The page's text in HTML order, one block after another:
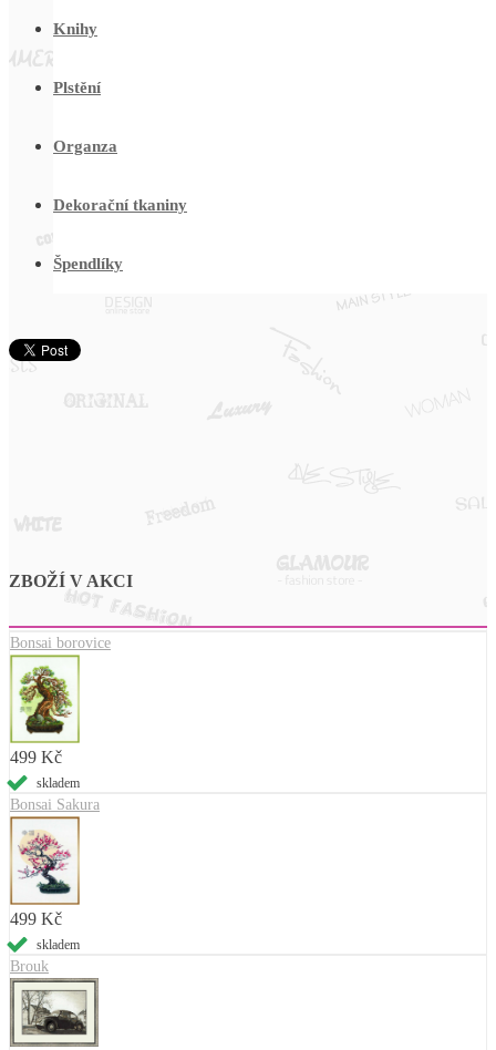
Knihy
Plstění
Organza
Dekorační tkaniny
Špendlíky
ZBOŽÍ V AKCI
Bonsai borovice
499 Kč
skladem
Bonsai Sakura
499 Kč
skladem
Brouk